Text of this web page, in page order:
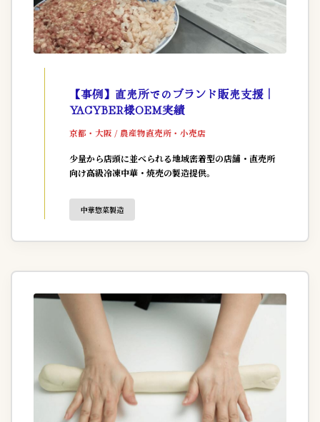
【事例】直売所でのブランド販売支援｜
YACYBER様OEM実績
京都・大阪 / 農産物直売所・小売店
少量から店頭に並べられる地域密着型の店舗・直売所
向け高級冷凍中華・焼売の製造提供。
中華惣菜製造